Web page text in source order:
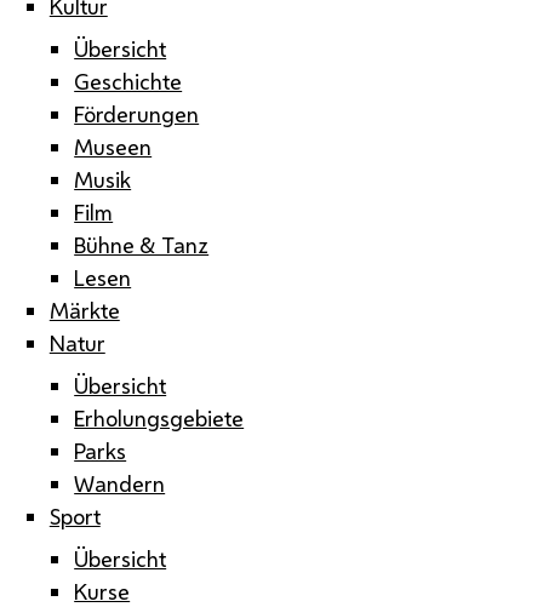
Übersicht
Geschichte
Förderungen
Museen
Musik
Film
Bühne & Tanz
Lesen
Märkte
Natur
Übersicht
Erholungsgebiete
Parks
Wandern
Sport
Übersicht
Kurse